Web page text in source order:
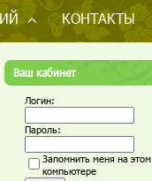
КОНТАКТЫ
Ваш кабинет
Логин:
Пароль:
Запомнить меня на этом
компьютере